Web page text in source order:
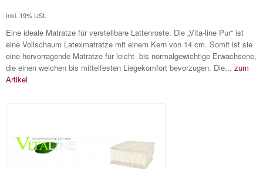
Inkl. 19% USt.
Eine ideale Matratze für verstellbare Lattenroste. Die „Vita-line Pur“ ist
eine Vollschaum Latexmatratze mit einem Kern von 14 cm. Somit ist sie
eine hervorragende Matratze für leicht- bis normalgewichtige Erwachsene,
die einen weichen bis mittelfesten Liegekomfort bevorzugen. Die... zum
Artikel